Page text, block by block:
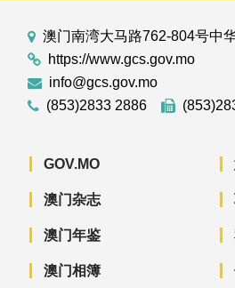
澳门南湾大马路762-804号中
https://www.gcs.gov.mo
info@gcs.gov.mo
(853)2833 2886
GOV.MO
澳门杂志
澳门年鉴
澳门相簿